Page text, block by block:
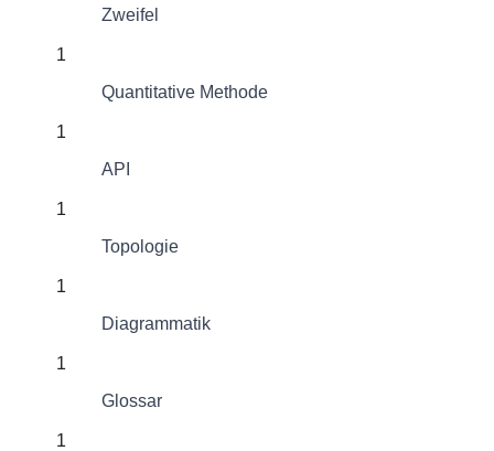
Zweifel
1
Quantitative Methode
1
API
1
Topologie
1
Diagrammatik
1
Glossar
1